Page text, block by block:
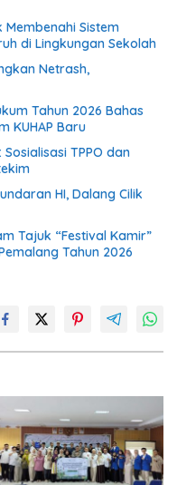
Sistem
di Lingkungan Sekolah
Netrash,
Tahun 2026 Bahas
KUHAP Baru
TPPO dan
HI, Dalang Cilik
Tajuk “Festival Kamir”
Tahun 2026